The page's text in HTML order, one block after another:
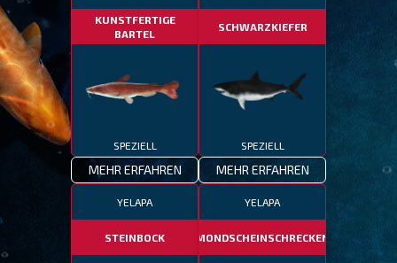
KUNSTFERTIGE
BARTEL
SPEZIELL
MEHR ERFAHREN
SCHWARZKIEFER
SPEZIELL
MEHR ERFAHREN
YELAPA
STEINBOCK
YELAPA
MONDSCHEINSCHRECKEN